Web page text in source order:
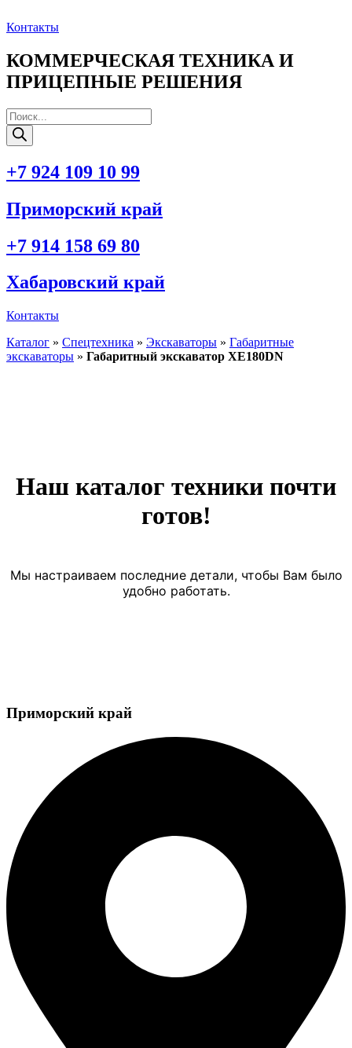
к
Контакты
КОММЕРЧЕСКАЯ ТЕХНИКА И
ПРИЦЕПНЫЕ РЕШЕНИЯ
Поиск
товаров
+7 924 109 10 99
Приморский край
+7 914 158 69 80
Хабаровский край
Контакты
Каталог » Спецтехника » Экскаваторы » Габаритные
экскаваторы » Габаритный экскаватор XE180DN
Наш каталог техники почти
готов!
Мы настраиваем последние детали, чтобы Вам было
удобно работать.
Приморский край